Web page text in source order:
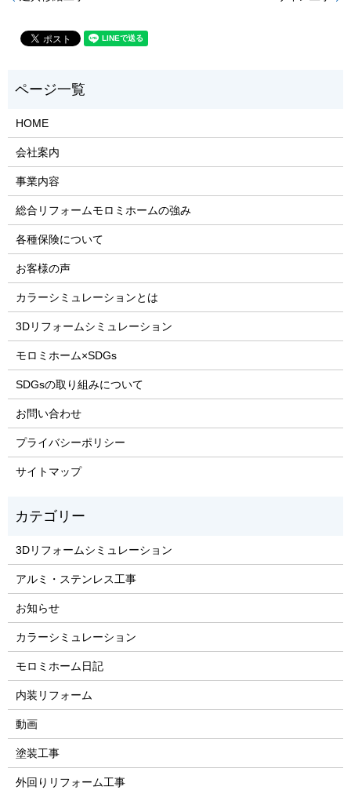
HOME
会社案内
事業内容
総合リフォームモロミホームの強み
各種保険について
お客様の声
カラーシミュレーションとは
3Dリフォームシミュレーション
モロミホーム×SDGs
SDGsの取り組みについて
お問い合わせ
プライバシーポリシー
サイトマップ
3Dリフォームシミュレーション
アルミ・ステンレス工事
お知らせ
カラーシミュレーション
モロミホーム日記
内装リフォーム
動画
塗装工事
外回りリフォーム工事